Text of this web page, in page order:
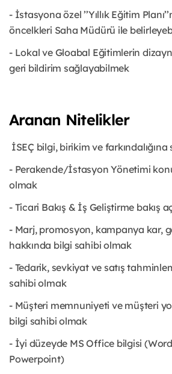
- İstasyona özel ’’Yıllık Eğitim
öncelkleri Saha Müdürü ile
- Lokal ve Gloabal Eğitimlerin
geri bildirim sağlayabilmek
Aranan Nitelikler
İSEÇ bilgi, birikim ve
- Perakende/İstasyon Yönetimi
olmak
- Ticari Bakış & İş Geliştirme bakış
- Marj, promosyon, kampanya kar,
hakkında bilgi sahibi olmak
- Tedarik, sevkiyat ve satış
sahibi olmak
- Müşteri memnuniyeti ve müşteri
bilgi sahibi olmak
- İyi düzeyde MS Office bilgisi
Powerpoint)